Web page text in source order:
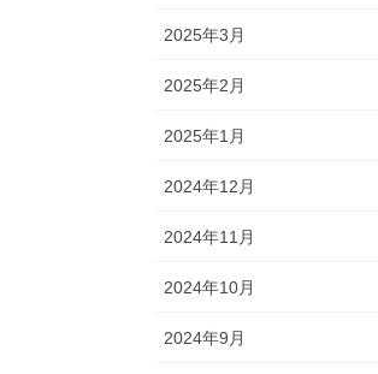
2025年3月
2025年2月
2025年1月
2024年12月
2024年11月
2024年10月
2024年9月